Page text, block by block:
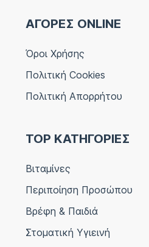
ΑΓΟΡΕΣ ONLINE
Όροι Χρήσης
Πολιτική Cookies
Πολιτική Απορρήτου
TOP ΚΑΤΗΓΟΡΙΕΣ
Βιταμίνες
Περιποίηση Προσώπου
Βρέφη & Παιδιά
Στοματική Υγιεινή